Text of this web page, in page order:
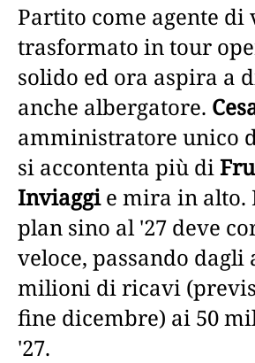
Partito come agente di
trasformato in tour
solido ed ora aspira a
anche albergatore.
amministratore unico
si accontenta più di
Inviaggie mira in alto.
plan sino al '27 deve
veloce, passando dagli
milioni di ricavi
fine dicembre) ai 50
'27.